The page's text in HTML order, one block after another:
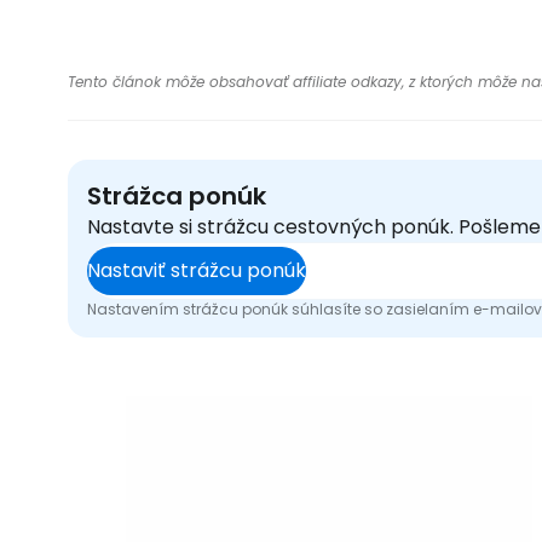
Tento článok môže obsahovať affiliate odkazy, z ktorých môže
Strážca ponúk
Nastavte si strážcu cestovných ponúk.
Nastaviť strážcu ponúk
Nastavením strážcu ponúk súhlasíte so zasielaním e-